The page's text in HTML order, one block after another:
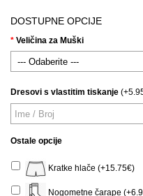
DOSTUPNE OPCIJE
Veličina za Muški
Dresovi s vlastitim tiskanje
Ostale opcije
Kratke hlače (+15.75€)
Nogometne čarape